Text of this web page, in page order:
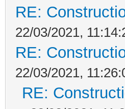
RE:
22/03/2021,
RE:
22/03/2021,
RE: